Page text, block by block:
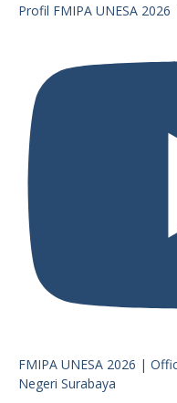
Profil FMIPA UNESA
FMIPA UNESA 2026 |
Negeri Surabaya